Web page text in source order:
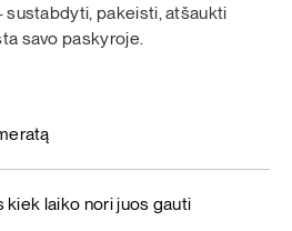
sustabdyti, pakeisti, atšaukti
savo paskyroje.
kiek laiko nori juos gauti